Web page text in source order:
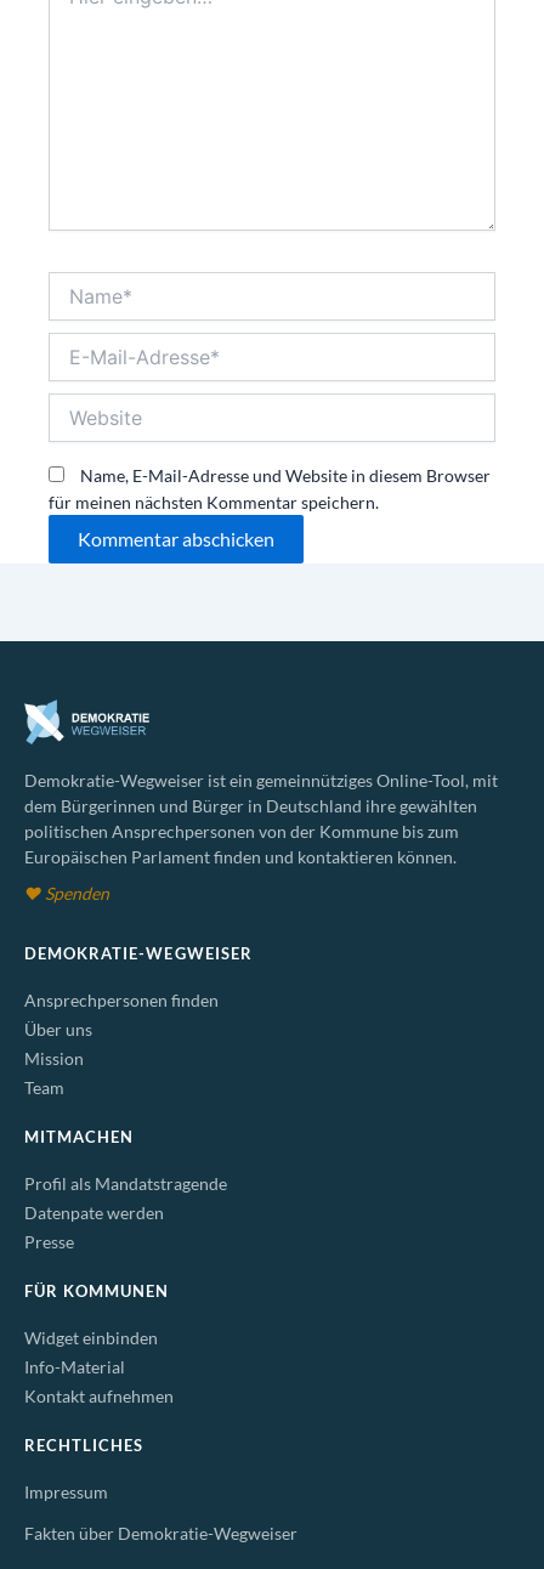
Mail-
Adresse*
Name, E-Mail-Adresse und Website in diesem Browser
für meinen nächsten Kommentar speichern.
Demokratie-Wegweiser ist ein gemeinnütziges Online-Tool, mit
dem Bürgerinnen und Bürger in Deutschland ihre gewählten
politischen Ansprechpersonen von der Kommune bis zum
Europäischen Parlament finden und kontaktieren können.
♥ Spenden
DEMOKRATIE-WEGWEISER
Ansprechpersonen finden
Über uns
Mission
Team
MITMACHEN
Profil als Mandatstragende
Datenpate werden
Presse
FÜR KOMMUNEN
Widget einbinden
Info-Material
Kontakt aufnehmen
RECHTLICHES
Impressum
Fakten über Demokratie-Wegweiser